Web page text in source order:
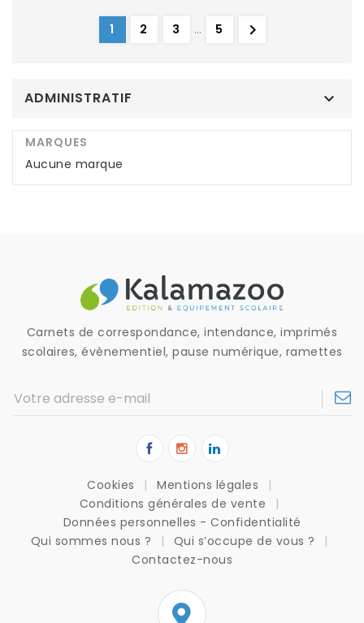
1 2 3 … 5 
ADMINISTRATIF 
MARQUES
Aucune marque
Carnets de correspondance, intendance, imprimés
scolaires, évènementiel, pause numérique, ramettes
Cookies
Mentions légales
Conditions générales de vente
Données personnelles - Confidentialité
Qui sommes nous ?
Qui s’occupe de vous ?
Contactez-nous